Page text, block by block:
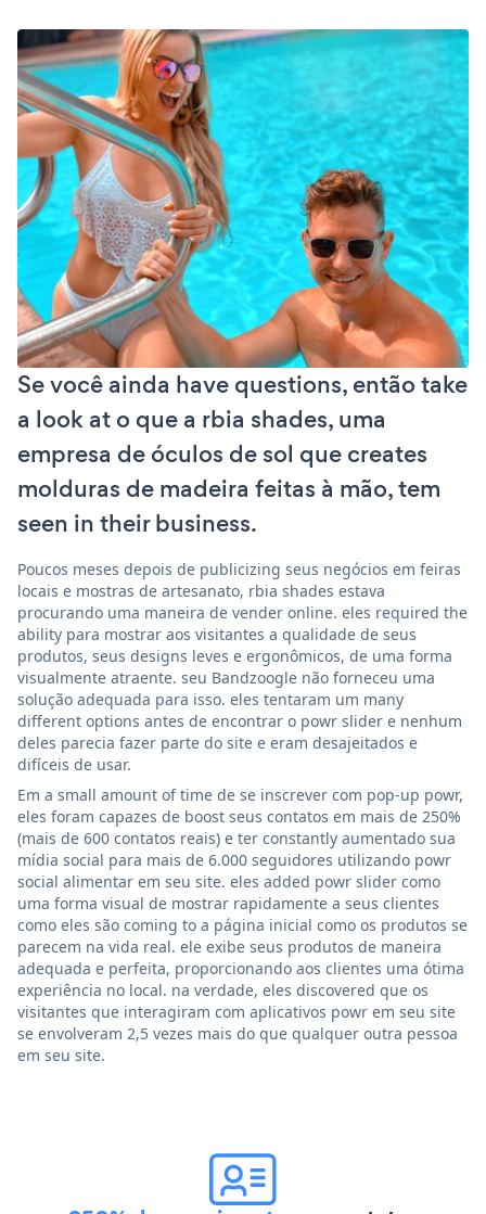
Se você ainda have questions, então take
a look at o que a rbia shades, uma
empresa de óculos de sol que creates
molduras de madeira feitas à mão, tem
seen in their business.
Poucos meses depois de publicizing seus negócios em feiras
locais e mostras de artesanato, rbia shades estava
procurando uma maneira de vender online. eles required the
ability para mostrar aos visitantes a qualidade de seus
produtos, seus designs leves e ergonômicos, de uma forma
visualmente atraente. seu Bandzoogle não forneceu uma
solução adequada para isso. eles tentaram um many
different options antes de encontrar o powr slider e nenhum
deles parecia fazer parte do site e eram desajeitados e
difíceis de usar.
Em a small amount of time de se inscrever com pop-up powr,
eles foram capazes de boost seus contatos em mais de 250%
(mais de 600 contatos reais) e ter constantly aumentado sua
mídia social para mais de 6.000 seguidores utilizando powr
social alimentar em seu site. eles added powr slider como
uma forma visual de mostrar rapidamente a seus clientes
como eles são coming to a página inicial como os produtos se
parecem na vida real. ele exibe seus produtos de maneira
adequada e perfeita, proporcionando aos clientes uma ótima
experiência no local. na verdade, eles discovered que os
visitantes que interagiram com aplicativos powr em seu site
se envolveram 2,5 vezes mais do que qualquer outra pessoa
em seu site.